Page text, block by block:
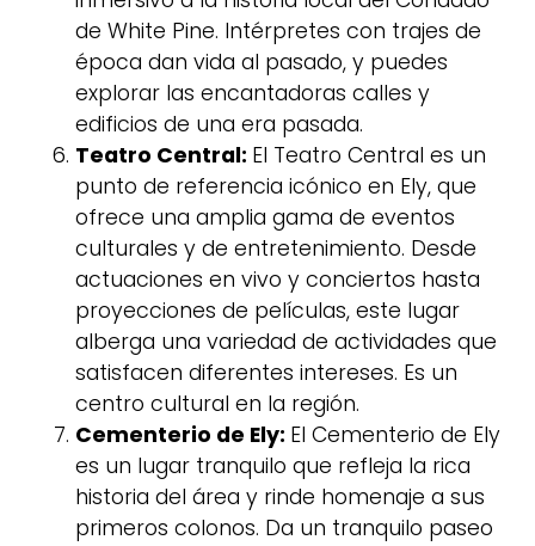
de White Pine. Intérpretes con trajes de
época dan vida al pasado, y puedes
explorar las encantadoras calles y
edificios de una era pasada.
Teatro Central: El Teatro Central es un
punto de referencia icónico en Ely, que
ofrece una amplia gama de eventos
culturales y de entretenimiento. Desde
actuaciones en vivo y conciertos hasta
proyecciones de películas, este lugar
alberga una variedad de actividades que
satisfacen diferentes intereses. Es un
centro cultural en la región.
Cementerio de Ely: El Cementerio de Ely
es un lugar tranquilo que refleja la rica
historia del área y rinde homenaje a sus
primeros colonos. Da un tranquilo paseo